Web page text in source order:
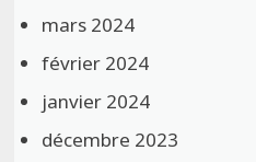
mars 2024
février 2024
janvier 2024
décembre 2023